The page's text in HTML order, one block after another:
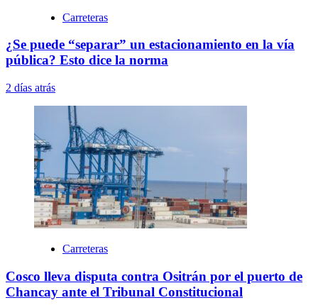
Carreteras
¿Se puede “separar” un estacionamiento en la vía
pública? Esto dice la norma
2 días atrás
Carreteras
Cosco lleva disputa contra Ositrán por el puerto de
Chancay ante el Tribunal Constitucional